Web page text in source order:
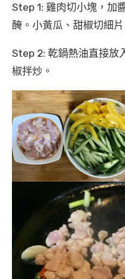
Step 1: 雞肉切小塊，加
醃。小黃瓜、甜椒切細片
Step 2: 乾鍋熱油直接放
椒拌炒。